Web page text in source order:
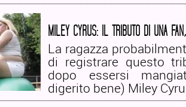
MILEY CYRUS: IL TRIBUTO DI UNA
La ragazza
di registrare questo
dopo essersi
digerito bene) Miley